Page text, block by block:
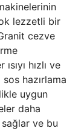
lezzetli bir
cezve
hızlı ve
hazırlama
uygun
daha
sağlar ve bu